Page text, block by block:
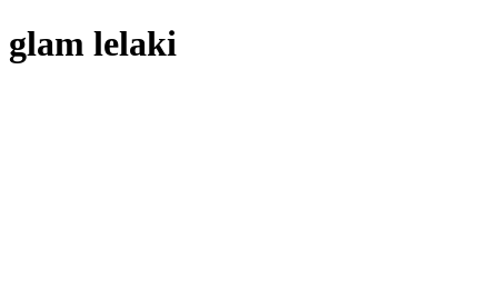
glam lelaki